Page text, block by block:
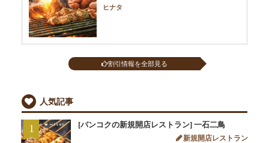
ヒナタ
割引情報を全部見る
人気記事
1 [バンコクの新規開店レストラン] 一石二鳥
新規開店レストラン